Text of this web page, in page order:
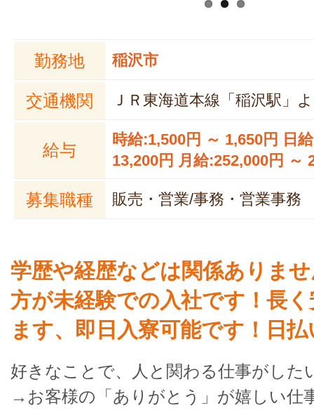
勤務地 稲沢市
交通機関 ＪＲ東海道本線「稲沢駅」
給与
時給:1,500円 ～ 1,650円 日
13,200円 月給:252,000円 ～
募集職種 販売・営業/事務・営業事務
学歴や経歴などは関係ありま
方が未経験での入社です！長
ます、即日入寮可能です！日払
好きなことで、人と関わる仕事がした
→お客様の「ありがとう」が嬉しい仕